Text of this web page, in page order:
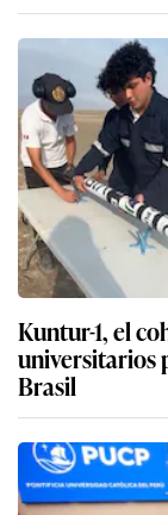
Kuntur-1, el
universitarios
Brasil